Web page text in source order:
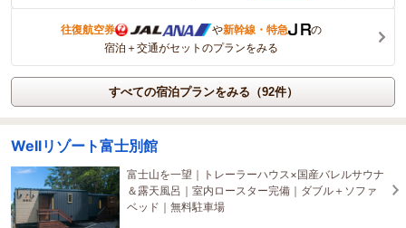
往復航空券 や新幹線・特急
の
宿泊＋交通がセットのプランをみる
すべての宿泊プランをみる（92件）
Wellリゾート富士別館
富士山を一望｜トレーラーハウス×国産バレルサウナ
＆露天風呂｜室内ロースター完備｜ダブル＋ソファ
ベッド｜無料駐車場